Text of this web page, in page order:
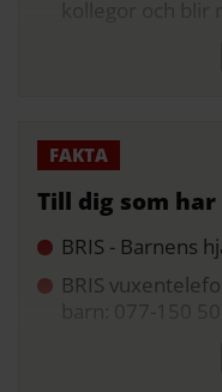
Till dig som
BRIS - Barnens
BRIS
barn: 077-150 50